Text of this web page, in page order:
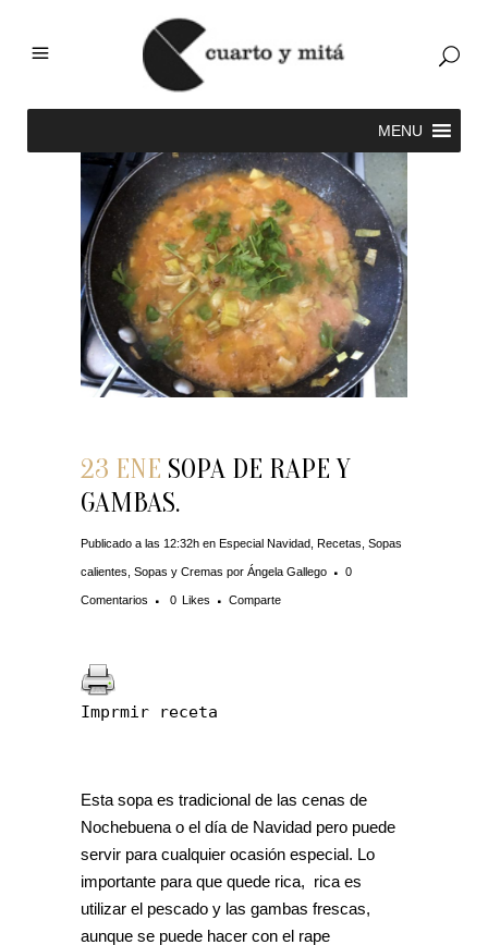
23 ENE SOPA DE RAPE Y
GAMBAS.
Publicado a las 12:32h en Especial Navidad Recetas Sopas
calientes Sopas y Cremas por Ángela Gallego 0
Comentarios 0 Likes Comparte
Imprmir receta
Esta sopa es tradicional de las cenas de
Nochebuena o el día de Navidad pero puede
servir para cualquier ocasión especial. Lo
importante para que quede rica, rica es
utilizar el pescado y las gambas frescas,
aunque se puede hacer con el rape